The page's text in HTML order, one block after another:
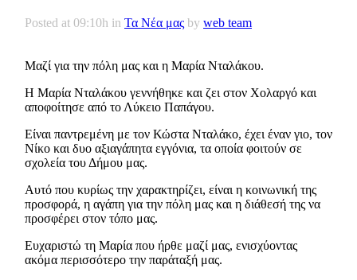
Posted at 09:10h in Τα Νέα μας by web team
Μαζί για την πόλη μας και η Μαρία Νταλάκου.
Η Μαρία Νταλάκου γεννήθηκε και ζει στον Χολαργό και
αποφοίτησε από το Λύκειο Παπάγου.
Είναι παντρεμένη με τον Κώστα Νταλάκο, έχει έναν γιο, τον
Νίκο και δυο αξιαγάπητα εγγόνια, τα οποία φοιτούν σε
σχολεία του Δήμου μας.
Αυτό που κυρίως την χαρακτηρίζει, είναι η κοινωνική της
προσφορά, η αγάπη για την πόλη μας και η διάθεσή της να
προσφέρει στον τόπο μας.
Ευχαριστώ τη Μαρία που ήρθε μαζί μας, ενισχύοντας
ακόμα περισσότερο την παράταξή μας.